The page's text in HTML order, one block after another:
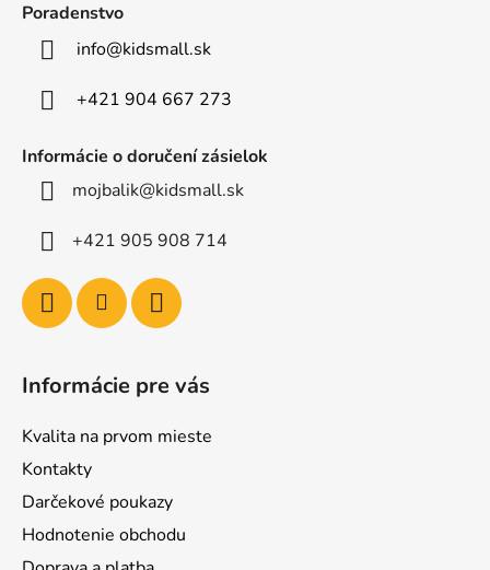
Poradenstvo
info@kidsmall.sk
+421 904 667 273
Informácie o doručení zásielok
mojbalik@kidsmall.sk
+421 905 908 714
Informácie pre vás
Kvalita na prvom mieste
Kontakty
Darčekové poukazy
Hodnotenie obchodu